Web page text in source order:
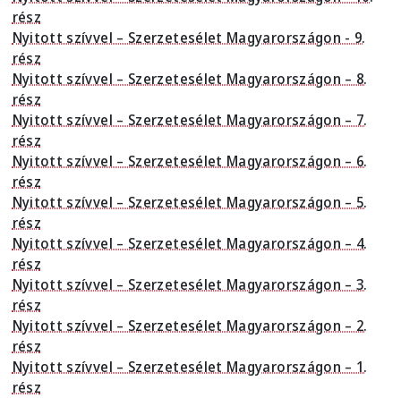
rész
Nyitott szívvel – Szerzetesélet Magyarországon - 9.
rész
Nyitott szívvel – Szerzetesélet Magyarországon – 8.
rész
Nyitott szívvel – Szerzetesélet Magyarországon – 7.
rész
Nyitott szívvel – Szerzetesélet Magyarországon – 6.
rész
Nyitott szívvel – Szerzetesélet Magyarországon – 5.
rész
Nyitott szívvel – Szerzetesélet Magyarországon – 4.
rész
Nyitott szívvel – Szerzetesélet Magyarországon – 3.
rész
Nyitott szívvel – Szerzetesélet Magyarországon – 2.
rész
Nyitott szívvel – Szerzetesélet Magyarországon – 1.
rész